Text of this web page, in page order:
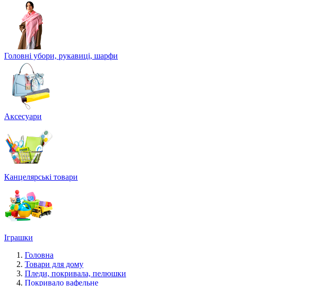
Головні убори, рукавиці, шарфи
Аксесуари
Канцелярські товари
Іграшки
Головна
Товари для дому
Пледи, покривала, пелюшки
Покривало вафельне